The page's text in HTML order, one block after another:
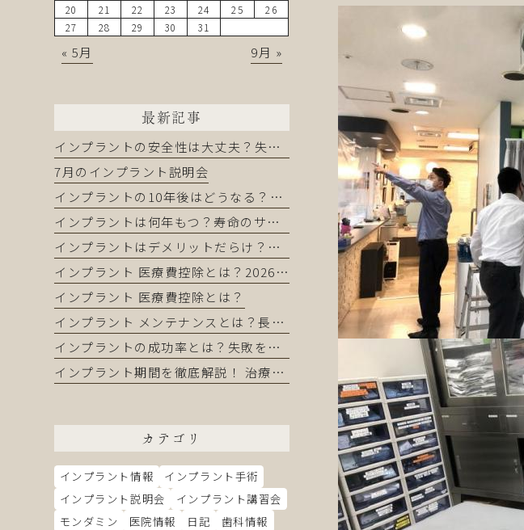
20
21 22 23 24 25
26
27
28 29 30 31
« 5月 9月 »
最新記事
インプラントの安全性は大丈夫？失敗を防ぐために知るべきこと
7月のインプラント説明会
インプラントの10年後はどうなる？長持ちする人・しない人の違い
インプラントは何年もつ？寿命のサインと長持ちさせるコツ
インプラントはデメリットだらけ？インプラントを正直に解説｜それでも選ばれる理由とは
インプラント 医療費控除とは？2026年版完全ガイド｜還付金を最大化する申請方法
インプラント 医療費控除とは？
インプラント メンテナンスとは？長持ちさせるために知っておくべき全てのこと
インプラントの成功率とは？失敗を防いで長持ちさせる完全ガイド
インプラント期間を徹底解説！ 治療の流れから短縮方法まで完全ガイド
カテゴリ
インプラント情報
インプラント手術
インプラント説明会
インプラント講習会
モンダミン
医院情報 日記 歯科情報